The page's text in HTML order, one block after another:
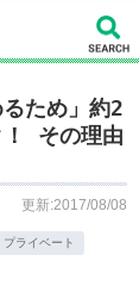
ため」約2
！ その理由
更新:2017/08/08
プライベート